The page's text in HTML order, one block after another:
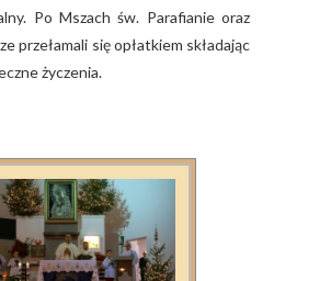
Po Mszach św. Parafianie oraz
przełamali się opłatkiem składając
życzenia.